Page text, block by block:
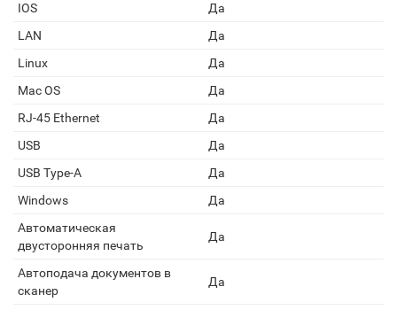
IOS
Да
LAN
Да
Linux
Да
Mac OS
Да
RJ-45 Ethernet
Да
USB
Да
USB Type-A
Да
Windows
Да
Автоматическая
двусторонняя печать
Да
Автоподача документов в
сканер
Да